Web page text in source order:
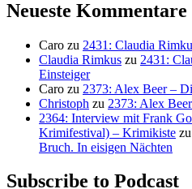
Neueste Kommentare
Caro zu 2431: Claudia
Claudia Rimkus zu 2431:
Einsteiger
Caro zu 2373: Alex Beer –
Christoph zu 2373: Alex
2364: Interview mit Frank
Krimifestival) – Krimikiste zu
Bruch. In eisigen Nächten
Subscribe to Podcast